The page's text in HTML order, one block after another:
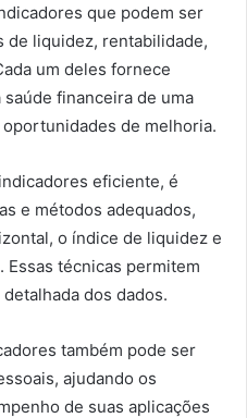
que podem ser
de liquidez, rentabilidade,
um deles fornece
financeira de uma
de melhoria.
eficiente, é
e métodos adequados,
o índice de liquidez e
Essas técnicas permitem
dos dados.
também pode ser
ajudando os
de suas aplicações